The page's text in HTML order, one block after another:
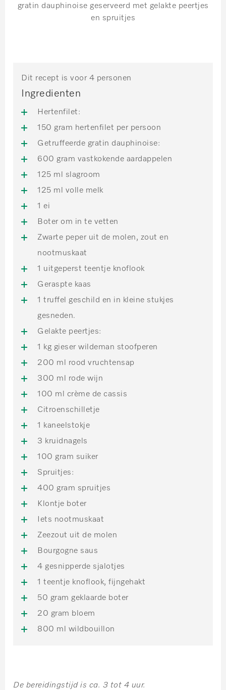
gratin dauphinoise geserveerd met gelakte peertjes
en spruitjes
Dit recept is voor 4 personen
Ingredienten
Hertenfilet:
150 gram hertenfilet per persoon
Getruffeerde gratin dauphinoise:
600 gram vastkokende aardappelen
125 ml slagroom
125 ml volle melk
1 ei
Boter om in te vetten
Zwarte peper uit de molen, zout en
nootmuskaat
1 uitgeperst teentje knoflook
Geraspte kaas
1 truffel geschild en in kleine stukjes
gesneden.
Gelakte peertjes:
1 kg gieser wildeman stoofperen
200 ml rood vruchtensap
300 ml rode wijn
100 ml crème de cassis
Citroenschilletje
1 kaneelstokje
3 kruidnagels
100 gram suiker
Spruitjes:
400 gram spruitjes
Klontje boter
Iets nootmuskaat
Zeezout uit de molen
Bourgogne saus
4 gesnipperde sjalotjes
1 teentje knoflook, fijngehakt
50 gram geklaarde boter
20 gram bloem
800 ml wildbouillon
De bereidingstijd is ca. 3 tot 4 uur.